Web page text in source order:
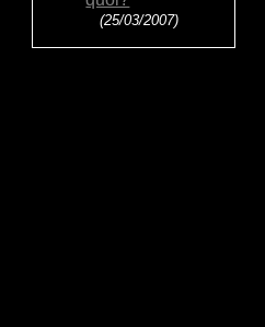
(25/03/2007)